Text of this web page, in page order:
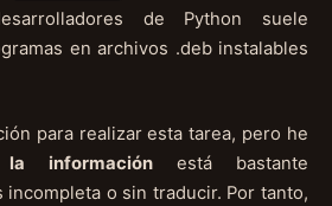
de Python suele
en archivos .deb instalables
para realizar esta tarea, pero he
la informaciónestá bastante
incompleta o sin traducir. Por tanto,